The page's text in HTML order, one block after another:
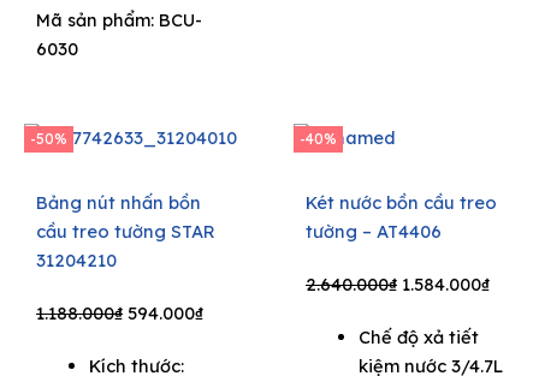
Mã sản phẩm: BCU-
6030
-50%
Bảng nút nhấn bồn
cầu treo tường STAR
31204210
1.188.000₫ Original
was:
594.000₫Current
Kích thước:
-40%
Két nước bồn cầu treo
tường – AT4406
2.640.000₫ Original
was:
2.640.000₫.
1.584.000₫
Chế độ xả tiết
kiệm nước 3/4.7L